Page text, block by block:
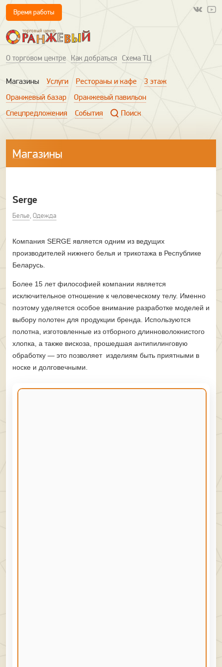
О торговом центре Как добраться Схема ТЦ
Время работы
Магазины Услуги Рестораны и кафе
3 этаж
Оранжевый базар
Оранжевый павильон
Спецпредложения
События Поиск
Магазины
Serge
Белье,Одежда
Компания SERGE является одним из ведущих
производителей нижнего белья и трикотажа в Республике
Беларусь.
Более 15 лет философией компании является
исключительное отношение к человеческому телу. Именно
поэтому уделяется особое внимание разработке моделей и
выбору полотен для продукции бренда. Используются
полотна, изготовленные из отборного длинноволокнистого
хлопка, а также вискоза, прошедшая антипилинговую
обработку — это позволяет изделиям быть приятными в
носке и долговечными.